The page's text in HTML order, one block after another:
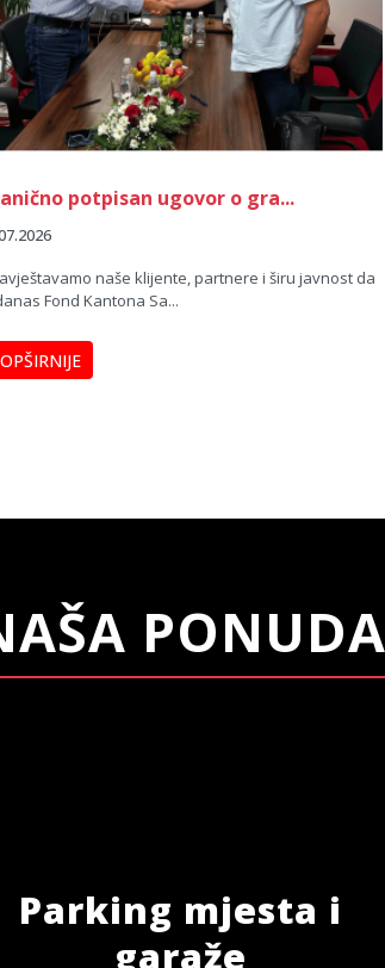
potpisan ugovor o gra...
naše klijente, partnere i širu javnost da
Fond Kantona Sa...
OPŠIRNIJE
PONUDA
Parking mjesta i
garaže